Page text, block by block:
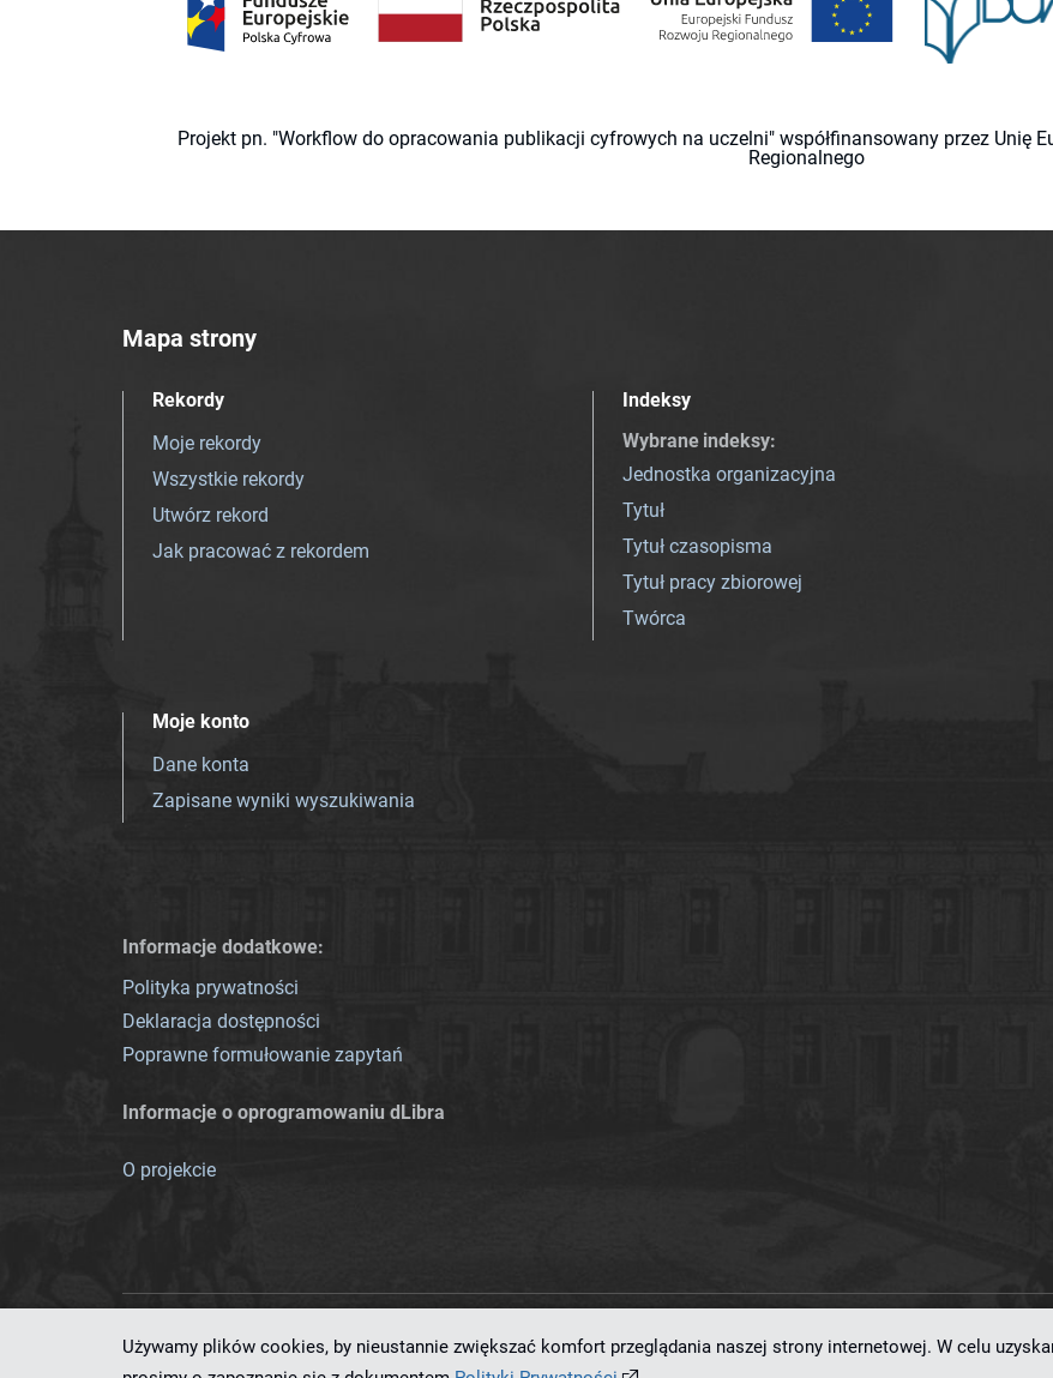
Projekt pn. "Workflow do opracowania publikacji cyfrowych na uczelni" współfinansowany przez Unię
Regionalnego
Mapa strony
Rekordy
Moje rekordy
Wszystkie rekordy
Utwórz rekord
Jak pracować z rekordem
Indeksy
Wybrane indeksy:
Jednostka organizacyjna
Tytuł
Tytuł czasopisma
Tytuł pracy zbiorowej
Twórca
Moje konto
Dane konta
Zapisane wyniki wyszukiwania
Informacje dodatkowe:
Polityka prywatności
Deklaracja dostępności
Poprawne formułowanie zapytań
Informacje o oprogramowaniu dLibra
O projekcie
Ten serwis działa dzięki oprogramowaniudLibra 7.0.0-SNAPSHOT opracowanemu przezPoznańskie
Używamy plików cookies, by nieustannie zwiększać komfort przeglądania naszej strony internetowej. W celu